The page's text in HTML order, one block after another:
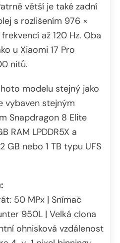
větší je také zadní
s rozlišením 976 ×
až 120 Hz. Oba
u Xiaomi 17 Pro
nitů.
modelu stejný jako
vybaven stejným
Snapdragon 8 Elite
RAM LPDDR5X a
GB nebo 1 TB typu UFS
50 MPx | Snímač
950L | Velká clona
ohnisková vzdálenost